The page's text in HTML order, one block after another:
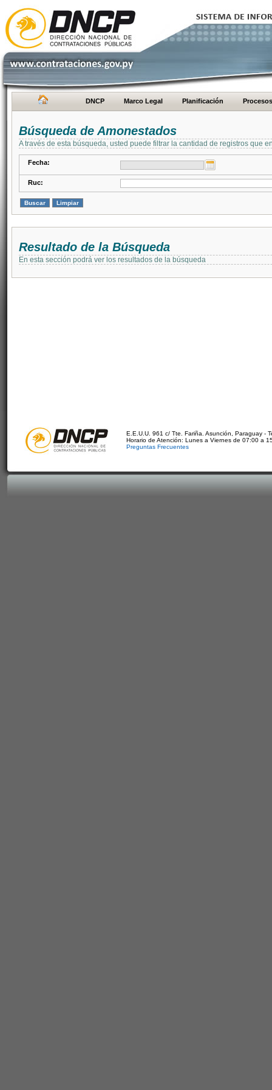
DNCP Marco Legal Planificación Procesos
Búsqueda de Amonestados
A través de esta búsqueda, usted puede filtrar la cantidad de registros que
Fecha:
Ruc:
Resultado de la Búsqueda
En esta sección podrá ver los resultados de la búsqueda
E.E.U.U. 961 c/ Tte. Fariña. Asunción, Paraguay -
Horario de Atención: Lunes a Viernes de 07:00 a
Preguntas Frecuentes